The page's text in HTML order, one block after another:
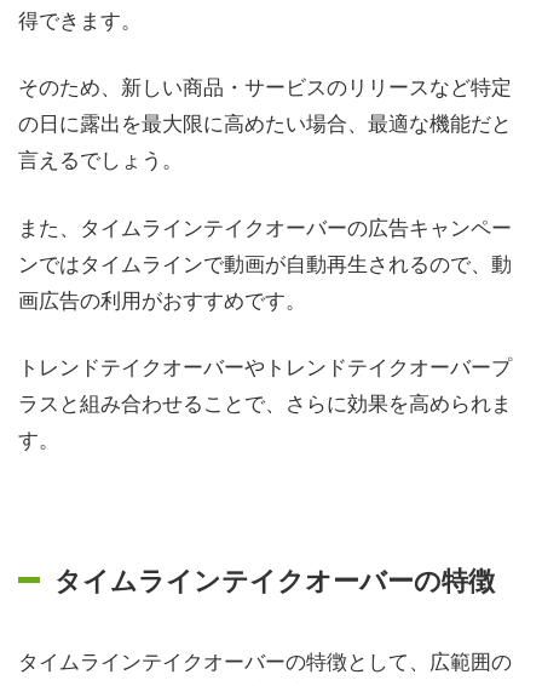
得できます。
そのため、新しい商品・サービスのリリースなど特定
の日に露出を最大限に高めたい場合、最適な機能だと
言えるでしょう。
また、タイムラインテイクオーバーの広告キャンペー
ンではタイムラインで動画が自動再生されるので、動
画広告の利用がおすすめです。
トレンドテイクオーバーやトレンドテイクオーバープ
ラスと組み合わせることで、さらに効果を高められま
す。
タイムラインテイクオーバーの特徴
タイムラインテイクオーバーの特徴として、広範囲の